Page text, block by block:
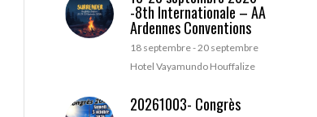
-8th Internationale – AA
Ardennes Conventions
18 septembre-20 septembre
Hotel Vayamundo Houffalize
20261003- Congrès